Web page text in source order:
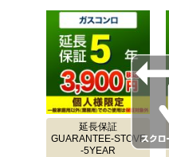
延長保証
GUARANTEE-STOVE
-5YEAR